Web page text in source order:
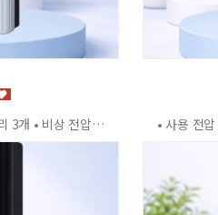
• 사용 전압 – 알카라인 배터리 3개 • 비상 전압 - DC3.2V±0.2V • 전력 소비량 – 정전류 : ≤30μA 동작전류 : ≤150 MA • 사용 환경 – 온도 : 0℃ ~ +70℃ 습도 : RH 20% ~ RH95%RH 사용방법 < 잠금방법 > - 비밀번호 4자리 숫자를 입력하면 문이 자동으로 잠깁니다. < 찾는방법> - 입력했던 비밀번호 4자리 숫자를 누르면 자동으로 문이 열립니다. - 비밀번호를 잊었을 경우 마스터키 사용 가능 특징 - 마스터키 10개까지 등록가능 - 버튼 백라이트 - 배터리 방전 시 외부전원 공급기 사용가능 - 자동/수동 잠금 설정 가능 - 마스터 비밀번호 설정 가능 - 무음모드 가능